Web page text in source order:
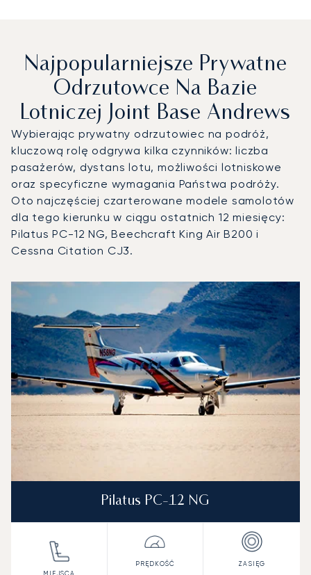
Najpopularniejsze Prywatne
Odrzutowce Na Bazie
Lotniczej Joint Base Andrews
Wybierając prywatny odrzutowiec na podróż,
kluczową rolę odgrywa kilka czynników: liczba
pasażerów, dystans lotu, możliwości lotniskowe
oraz specyficzne wymagania Państwa podróży.
Oto najczęściej czarterowane modele samolotów
dla tego kierunku w ciągu ostatnich 12 miesięcy:
Pilatus PC-12 NG, Beechcraft King Air B200 i
Cessna Citation CJ3.
Zdjęcie samolotu
Model samolotu
Miejsca
Prędkość (km/h)
Prędkość (węzły)Zasięg (km)
Zasięg (NM)
Pilatus PC-12 NG